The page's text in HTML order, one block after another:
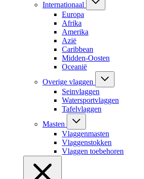
Internationaal
Europa
Afrika
Amerika
Azië
Caribbean
Midden-Oosten
Oceanië
Overige vlaggen
Seinvlaggen
Watersportvlaggen
Tafelvlaggen
Masten
Vlaggenmasten
Vlaggenstokken
Vlaggen toebehoren